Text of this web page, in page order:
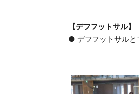
【デフフットサル】
● デフフットサルと